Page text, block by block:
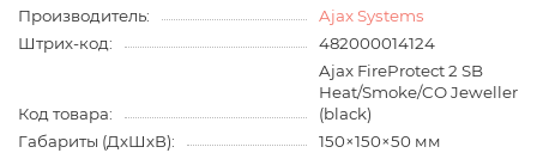
Производитель:
Ajax Systems
Штрих-код:
482000014124
Код товара:
Ajax FireProtect 2 SB
Heat/Smoke/CO Jeweller
(black)
Габариты (ДхШхВ):
150×150×50 мм